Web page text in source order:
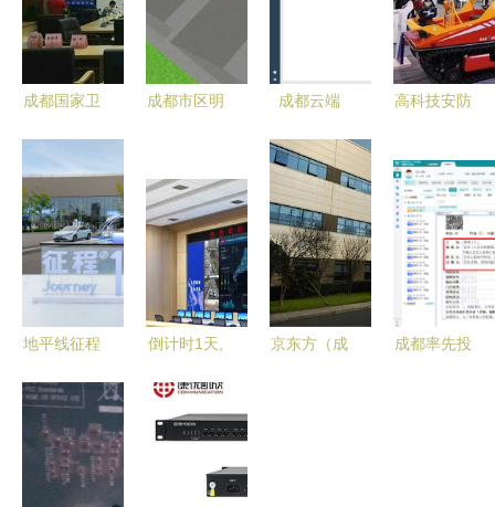
成都国家卫
心会议系统
深度解析
成都市区明
成都云端
统 赋能企
业数字化转
型的新引擎
高科技安防
川成都系
统，助力城
市安全升级
地平线征程
破千万 科
技心跳中睿
智前行——
倒计时1天,
都道路交通
博览会(附
参展攻略)
京东方（成
成都率先投